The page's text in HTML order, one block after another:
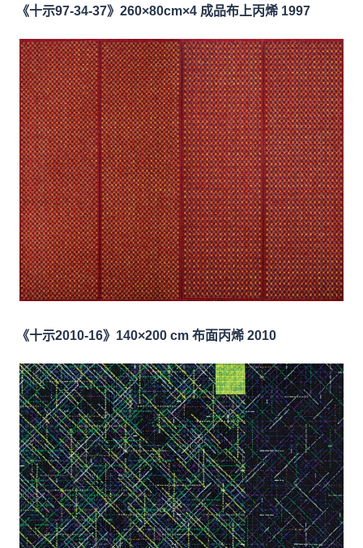
《十示97-34-37》260×80cm×4 成品布上丙烯 1997
《十示2010-16》140×200 cm 布面丙烯 2010